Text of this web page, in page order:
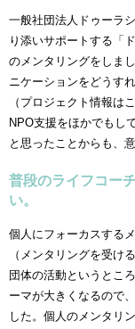
一般社団法人ドゥーラ
り添いサポートする「
のメンタリングをしま
ニケーションをどうす
（プロジェクト情報はこ
NPO支援をほかでもし
と思ったことからも、
普段のライフコー
い。
個人にフォーカスする
（メンタリングを受け
団体の活動というとこ
ーマが大きくなるので
した。個人のメンタリ